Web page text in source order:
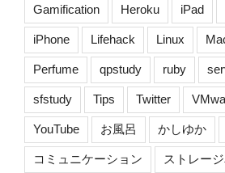
Gamification Heroku iPad
iPhone Lifehack Linux
Perfume qpstudy ruby
sfstudy Tips Twitter
YouTube お風呂 かしゆか
コミュニケーション ストレー